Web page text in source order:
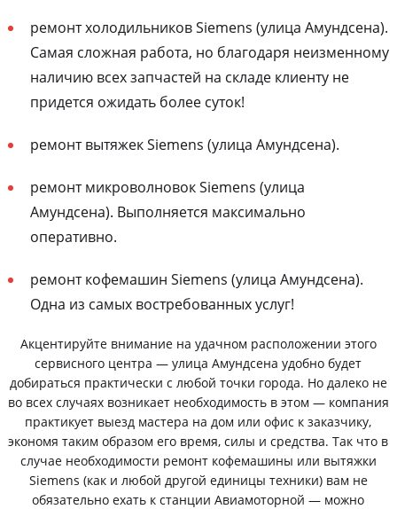
ремонт холодильников Siemens (улица Амундсена).
Самая сложная работа, но благодаря неизменному
наличию всех запчастей на складе клиенту не
придется ожидать более суток!
ремонт вытяжек Siemens (улица Амундсена).
ремонт микроволновок Siemens (улица
Амундсена). Выполняется максимально
оперативно.
ремонт кофемашин Siemens (улица Амундсена).
Одна из самых востребованных услуг!
Акцентируйте внимание на удачном расположении этого
сервисного центра — улица Амундсена удобно будет
добираться практически с любой точки города. Но далеко не
во всех случаях возникает необходимость в этом — компания
практикует выезд мастера на дом или офис к заказчику,
экономя таким образом его время, силы и средства. Так что в
случае необходимости ремонт кофемашины или вытяжки
Siemens (как и любой другой единицы техники) вам не
обязательно ехать к станции Авиамоторной — можно